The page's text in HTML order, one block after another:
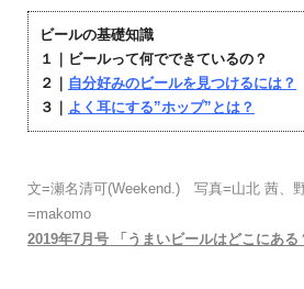
ビールの基礎知識
１｜ビールって何でできているの？
２｜ 自分好みのビールを見つけるには？
３｜
よく耳にする”ホップ”とは？
文=瀬名清可(Weekend.) 写真=山北 茜、
=makomo
2019年7月号 「うまいビールはどこにある